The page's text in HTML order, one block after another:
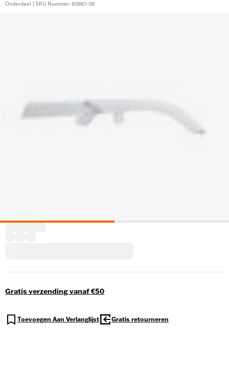
Onderdeel | SKU Nummer: 60867-08
Gratis verzending vanaf €50
Toevoegen Aan Verlanglijst Gratis retourneren